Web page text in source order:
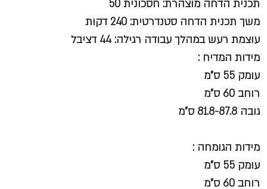
תכנית הדחה מוצהרת: חסכונית 50
משך תכנית הדחה סטנדרטית: 240 דקות
עוצמת רעש במהלך עבודה רגילה: 44 דציבל
מידות המדיח :
עומק 55 ס"מ
רוחב 60 ס"מ
גובה 81.8-87.8 ס"מ
מידות הגומחה :
עומק 55 ס"מ
רוחב 60 ס"מ